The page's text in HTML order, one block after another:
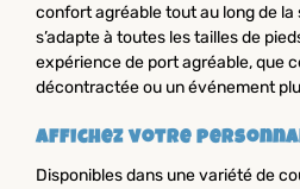
confort agréable tout au long de
s’adapte à toutes les tailles de
expérience de port agréable, que
décontractée ou un événement
Affichez votre
Disponibles dans une variété de